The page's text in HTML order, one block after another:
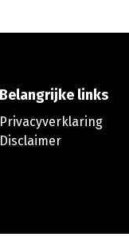
Belangrijke links
Privacyverklaring
Disclaimer